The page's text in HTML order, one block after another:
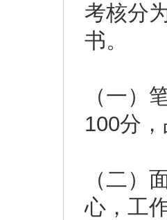
考核分
书。
（一）
100分
（二）
心，工